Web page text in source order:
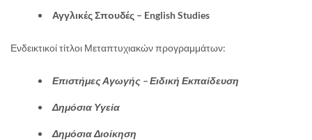
Αγγλικές Σπουδές – English Studies
Ενδεικτικοί τίτλοι Μεταπτυχιακών προγραμμάτων:
Επιστήμες Αγωγής – Ειδική Εκπαίδευση
Δημόσια Υγεία
Δημόσια Διοίκηση